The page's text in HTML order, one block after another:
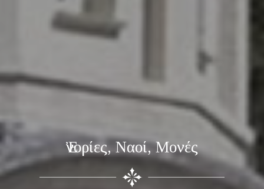
Ἐνορίες, Ναοί, Μονές